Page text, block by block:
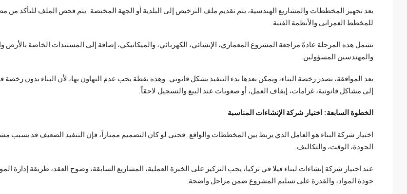
بعد تجهيز المخططات والمشاريع الهندسية، يتم تقديم ملف الترخيص إلى البلدية أو الجهة المختصة. يتم فحص الملف للتأكد من
للمخطط العمراني والأنظمة الفنية.
تشمل هذه المرحلة عادةً مراجعة المشروع المعماري، الإنشائي، الكهربائي، والميكانيكي، إضافة إلى المستندات الخاصة بالأرض
والمهندسين المسؤولين.
بعد الموافقة، تصدر رخصة البناء، ويمكن بعدها بدء التنفيذ بشكل قانوني. وهذه نقطة يجب عدم التهاون بها، لأن البناء بدون رخصة
إلى مشاكل قانونية، غرامات، إيقاف العمل، أو صعوبات عند البيع والتسجيل لاحقاً.
الخطوة السابعة: اختيار شركة الإنشاءات المناسبة
اختيار شركة البناء هو العامل الذي يربط بين المخططات والواقع. فحتى لو كان التصميم ممتازاً، فإن التنفيذ الضعيف قد يسبب
الجودة، الوقت، والتكاليف.
عند اختيار شركة إنشاءات لبناء فيلا في تركيا، يجب التركيز على الخبرة العملية، المشاريع السابقة، وضوح العقد، طريقة إدارة
جودة المواد، والقدرة على تسليم المشروع ضمن مراحل واضحة.